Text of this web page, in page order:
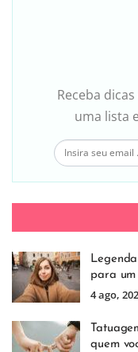
Receba
uma lista
para um
4 ago,
quem